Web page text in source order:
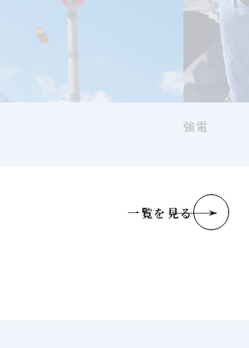
強電
一覧を見る